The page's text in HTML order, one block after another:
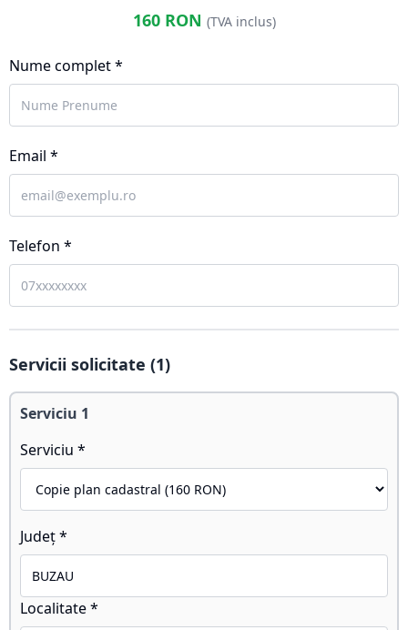
160RON (TVA inclus)
Nume complet *
Email *
Telefon *
Servicii solicitate (1)
Serviciu 1
Serviciu *
Județ *
Localitate *